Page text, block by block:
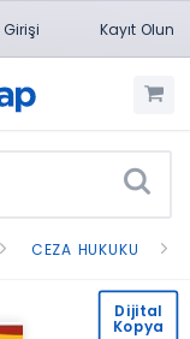
Girişi Kayıt Olun
CEZA HUKUKU
Dijital
Kopya